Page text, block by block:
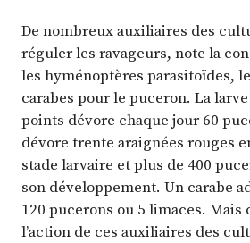
De nombreux auxiliaires des
réguler les ravageurs, note la
les hyménoptères parasitoïdes,
carabes pour le puceron. La
points dévore chaque jour 60
dévore trente araignées rouges
stade larvaire et plus de 400
son développement. Un carabe
120 pucerons ou 5 limaces.
l’action de ces auxiliaires des